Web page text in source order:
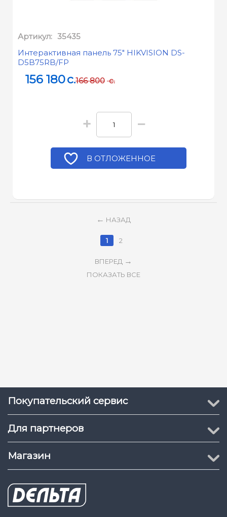
Артикул: 35435
Интерактивная панель 75" HIKVISION DS-
D5B75RB/FP
156 180c.166 800 c.
+ −
В ОТЛОЖЕННОЕ
НАЗАД
1 2
ВПЕРЕД
ПОКАЗАТЬ ВСЕ
Покупательский сервис
Для партнеров
Магазин